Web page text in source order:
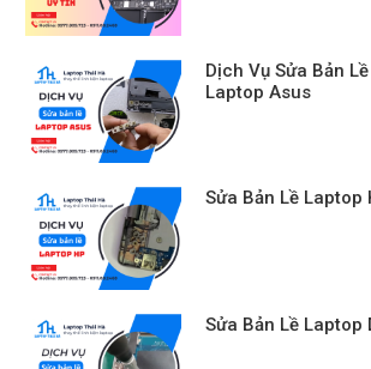
Dịch Vụ Sửa Bản Lề
Laptop Asus
Sửa Bản Lề Laptop
Sửa Bản Lề Laptop